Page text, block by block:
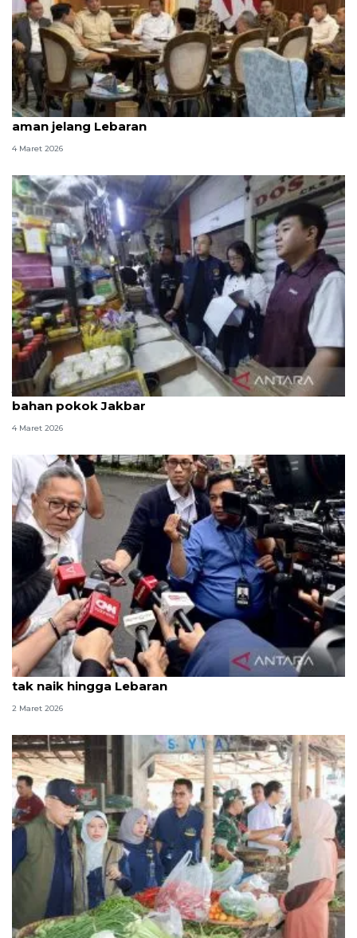
Pemerintah jamin stok pangan, BBM, dan LPG
aman jelang Lebaran
4 Maret 2026
Jelang Idul Fitri, Satgas Saber cek harga dan stok
bahan pokok Jakbar
4 Maret 2026
Prabowo perintahkan Zulhas agar harga sembako
tak naik hingga Lebaran
2 Maret 2026